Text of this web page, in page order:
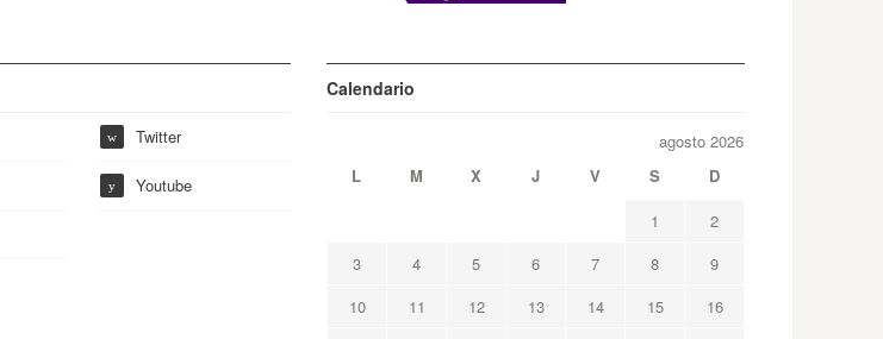
w Twitter
y Youtube
Calendario
agosto 2026
L
M X J V S
D
1
2
3
4 5 6 7 8
9
10
11 12 13 14 15
16